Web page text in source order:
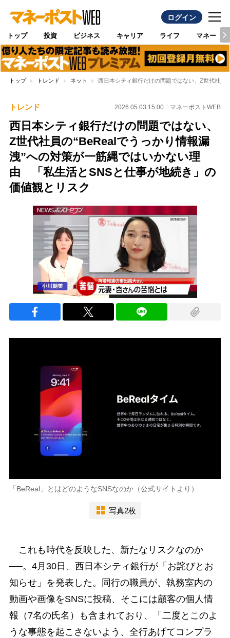
ログイン
トップ 投資 ビジネス キャリア ライフ マネー
トップ トレンド ネット 西日本シティ銀行だけの問題ではない、Z世代社
トレンド 2026.05.03 15:00 マネーポストWEB
西日本シティ銀行だけの問題ではない、
Z世代社員の“BeRealでうっかり情報漏
洩”への対策が一筋縄ではいかない理
由 「私生活とSNSと仕事が地続き」の
価値観とリスク
「BeReal」とはどのようなSNSなのか（公式サイトより）
写真2枚
これも時代を反映した、新たなリスクなのか
──。4月30日、西日本シティ銀行が「お詫びとお
知らせ」を発表した。同行の職員が、執務室内の
動画や画像をSNSに投稿、そこには顧客の個人情
報（7名の氏名）も含まれており、「二度とこのよ
うな事態を起こさないよう、全行あげてコンプラ